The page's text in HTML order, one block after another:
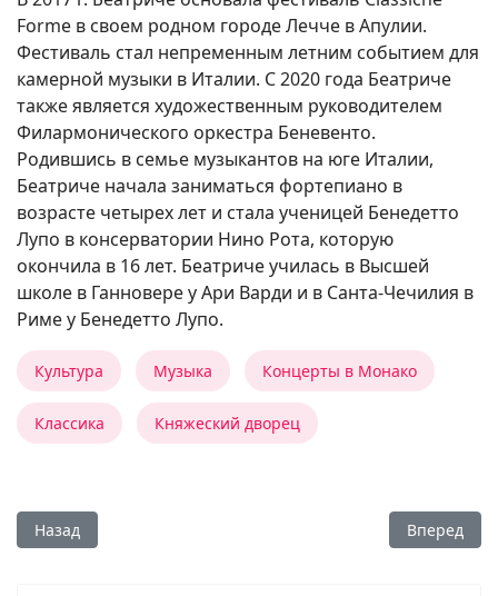
Forme в своем родном городе Лечче в Апулии.
Фестиваль стал непременным летним событием для
камерной музыки в Италии. С 2020 года Беатриче
также является художественным руководителем
Филармонического оркестра Беневенто.
Родившись в семье музыкантов на юге Италии,
Беатриче начала заниматься фортепиано в
возрасте четырех лет и стала ученицей Бенедетто
Лупо в консерватории Нино Рота, которую
окончила в 16 лет. Беатриче училась в Высшей
школе в Ганновере у Ари Варди и в Санта-Чечилия в
Риме у Бенедетто Лупо.
Культура Музыка Концерты в Монако
Классика Княжеский дворец
Предыдущий: 7 августа: последний концерт во дворе
Назад Вперед